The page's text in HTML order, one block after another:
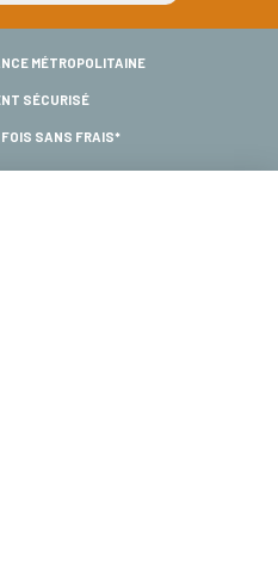
MÉTROPOLITAINE
SÉCURISÉ
SANS FRAIS*